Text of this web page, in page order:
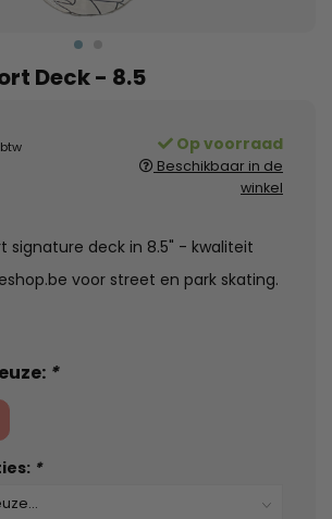
Deck - 8.5
Op voorraad
Beschikbaar in de
winkel
signature deck in 8.5" - kwaliteit
voor street en park skating.
*
*